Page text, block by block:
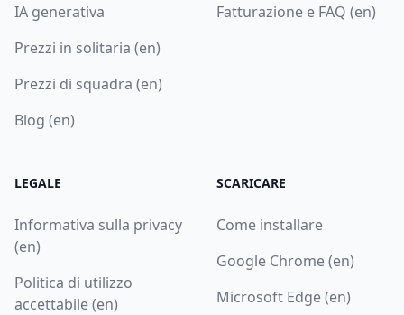
IA generativa
Prezzi in solitaria (en)
Prezzi di squadra (en)
Blog (en)
Fatturazione e FAQ (en)
LEGALE
Informativa sulla privacy
(en)
Politica di utilizzo
accettabile (en)
SCARICARE
Come installare
Google Chrome (en)
Microsoft Edge (en)